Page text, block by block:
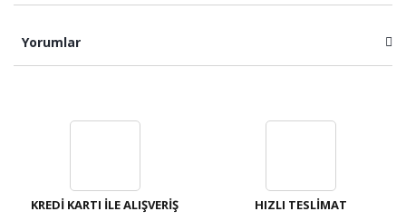
Yorumlar
KREDİ KARTI İLE ALIŞVERİŞ HIZLI TESLİMAT